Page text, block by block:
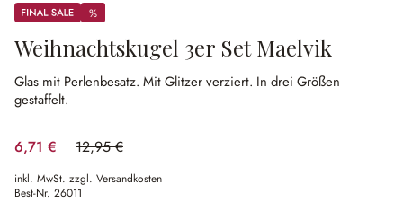
Sale %
%
Weihnachtskugel 3er Set Maelvik
Glas mit Perlenbesatz. Mit Glitzer verziert. In drei Größen
gestaffelt.
6,71 € 12,95 €
(48.19% gespart)
inkl. MwSt. zzgl. Versandkosten
Best-Nr. 26011